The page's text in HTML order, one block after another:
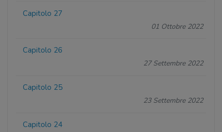
Capitolo 27
01 Ottobre 2022
Capitolo 26
27 Settembre 2022
Capitolo 25
23 Settembre 2022
Capitolo 24